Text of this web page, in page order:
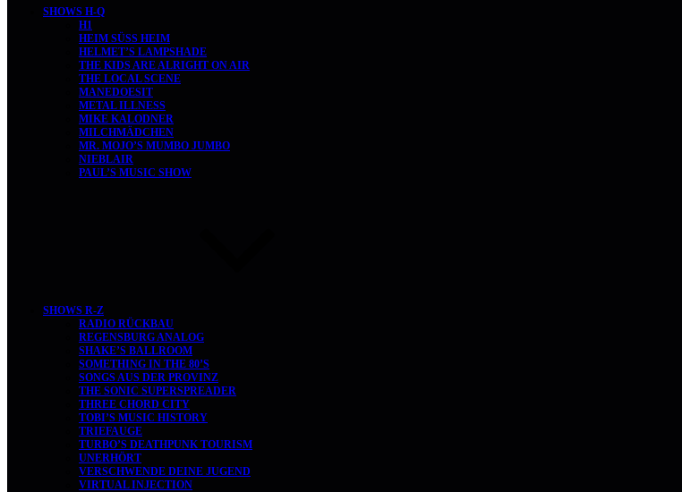
SHOWS H-Q
H1
HEIM SÜSS HEIM
HELMET’S LAMPSHADE
THE KIDS ARE ALRIGHT ON AIR
THE LOCAL SCENE
MANEDOESIT
METAL ILLNESS
MIKE KALODNER
MILCHMÄDCHEN
MR. MOJO’S MUMBO JUMBO
NIEBLAIR
PAUL’S MUSIC SHOW
SHOWS R-Z
RADIO RÜCKBAU
REGENSBURG ANALOG
SHAKE’S BALLROOM
SOMETHING IN THE 80’S
SONGS AUS DER PROVINZ
THE SONIC SUPERSPREADER
THREE CHORD CITY
TOBI’S MUSIC HISTORY
TRIEFAUGE
TURBO’S DEATHPUNK TOURISM
UNERHÖRT
VERSCHWENDE DEINE JUGEND
VIRTUAL INJECTION